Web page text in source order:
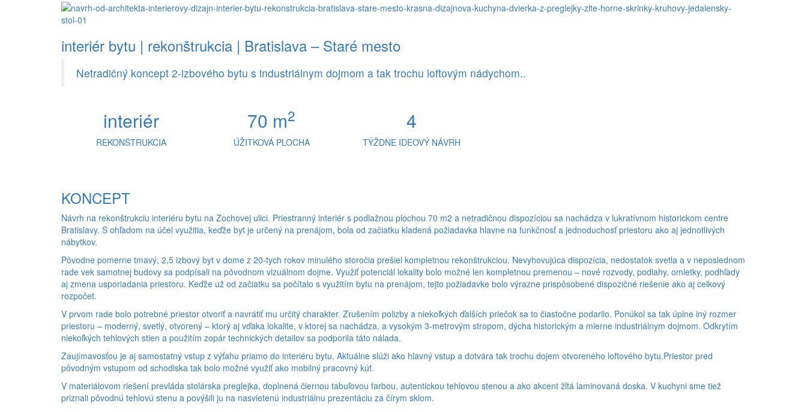
interiér bytu | rekonštrukcia | Bratislava – Staré mesto
Netradičný koncept 2-izbového bytu s industriálnym dojmom a tak trochu loftovým nádychom..
interiér 70 m2 4
REKONŠTRUKCIA ÚŽITKOVÁ PLOCHA TÝŽDNE IDEOVÝ NÁVRH
KONCEPT
Návrh na rekonštrukciu interiéru bytu na Zochovej ulici. Priestranný interiér s podlažnou plochou 70 m2 a netradičnou dispozíciou sa nachádza v lukratívnom historickom centre
Bratislavy. S ohľadom na účel využitia, keďže byt je určený na prenájom, bola od začiatku kladená požiadavka hlavne na funkčnosť a jednoduchosť priestoru ako aj jednotlivých
nábytkov.
Pôvodne pomerne tmavý, 2,5 izbový byt v dome z 20-tych rokov minulého storočia prešiel kompletnou rekonštrukciou. Nevyhovujúca dispozícia, nedostatok svetla a v neposlednom
rade vek samotnej budovy sa podpísali na pôvodnom vizuálnom dojme. Využiť potenciál lokality bolo možné len kompletnou premenou – nové rozvody, podlahy, omietky, podhľady
aj zmena usporiadania priestoru. Keďže už od začiatku sa počítalo s využitím bytu na prenájom, tejto požiadavke bolo výrazne prispôsobené dispozičné riešenie ako aj celkový
rozpočet.
V prvom rade bolo potrebné priestor otvoriť a navrátiť mu určitý charakter. Zrušením polizby a niekoľkých ďalších priečok sa to čiastočne podarilo. Ponúkol sa tak úplne iný rozmer
priestoru – moderný, svetlý, otvorený – ktorý aj vďaka lokalite, v ktorej sa nachádza, a vysokým 3-metrovým stropom, dýcha historickým a mierne industriálnym dojmom. Odkrytím
niekoľkých tehlových stien a použitím zopár technických detailov sa podporila táto nálada.
Zaujímavosťou je aj samostatný vstup z výťahu priamo do interiéru bytu. Aktuálne slúži ako hlavný vstup a dotvára tak trochu dojem otvoreného loftového bytu.Priestor pred
pôvodným vstupom od schodiska tak bolo možné využiť ako mobilný pracovný kút.
V materiálovom riešení prevláda stolárska preglejka, doplnená čiernou tabuľovou farbou, autentickou tehlovou stenou a ako akcent žltá laminovaná doska. V kuchyni sme tiež
priznali pôvodnú tehlovú stenu a povýšili ju na nasvietenú industriálnu prezentáciu za čírym sklom.